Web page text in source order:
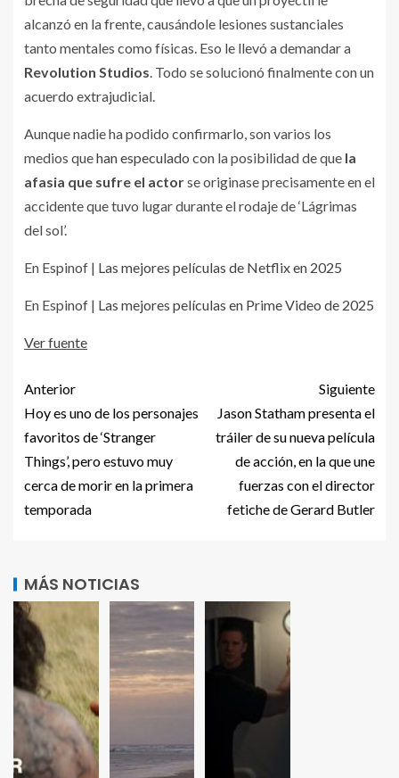
alcanzó en la frente, causándole lesiones sustanciales
tanto mentales como físicas. Eso le llevó a demandar a
Revolution Studios . Todo se solucionó finalmente con un
acuerdo extrajudicial.
Aunque nadie ha podido confirmarlo, son varios los
medios quehan especulado con la posibilidad de que la
afasia que sufre el actorse originase precisamente en el
accidente que tuvo lugar durante el rodaje de ‘Lágrimas
del sol’.
En Espinof | Las mejores películas de Netflix en 2025
En Espinof | Las mejores películas en Prime Video de 2025
Ver fuente
Anterior
Hoy es uno de los personajes
favoritos de ‘Stranger
Things’, pero estuvo muy
cerca de morir en la primera
temporada
Siguiente
Jason Statham presenta el
tráiler de su nueva película
de acción, en la que une
fuerzas con el director
fetiche de Gerard Butler
MÁS NOTICIAS